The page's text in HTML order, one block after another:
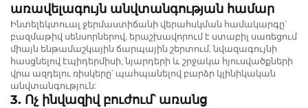
առավելագույն անվտանգության համար
Ինտելեկտուալ ջերմաստիճանի վերահսկման համակարգը՝
բազմաթիվ սենսորներով, երաշխավորում է ստաբիլ սառեցում
միայն ենթամաշկային ճարպային շերտում, նվազագույնի
հասցնելով էպիդերմիսի, նյարդերի և շրջակա հյուսվածքների
վրա ազդելու ռիսկերը՝ պահպանելով բարձր կլինիկական
անվտանգություն:
3. Ոչ ինվազիվ բուժում՝ առանց